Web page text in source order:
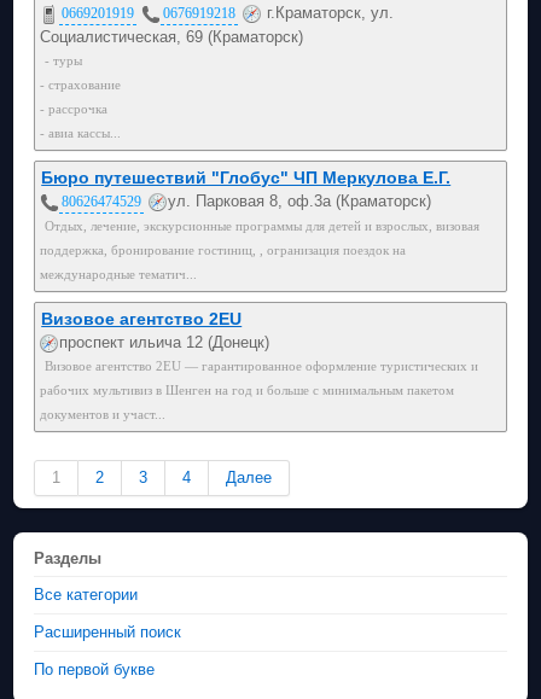
0669201919 0676919218
г.Краматорск, ул.
Социалистическая, 69 (Краматорск)
- туры
- страхование
- рассрочка
- авиа кассы...
Бюро путешествий "Глобус" ЧП Меркулова Е.Г.
80626474529 ул. Парковая 8, оф.3а (Краматорск)
Отдых, лечение, экскурсионные программы для детей и взрослых, визовая
поддержка, бронирование гостиниц, , огранизация поездок на
международные тематич...
Визовое агентство 2EU
проспект ильича 12 (Донецк)
Визовое агентство 2EU — гарантированное оформление туристических и
рабочих мультивиз в Шенген на год и больше с минимальным пакетом
документов и участ...
1 2 3 4 Далее
Разделы
Все категории
Расширенный поиск
По первой букве